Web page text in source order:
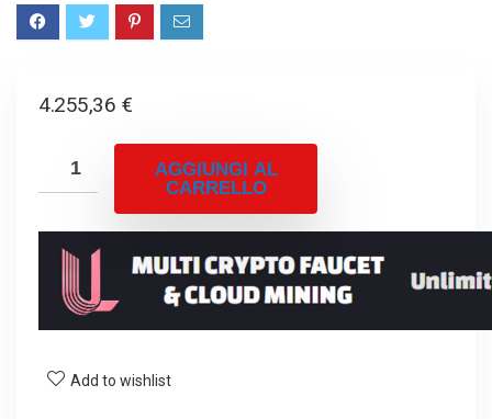
4.255,36 €
AGGIUNGI AL
CARRELLO
Add to wishlist